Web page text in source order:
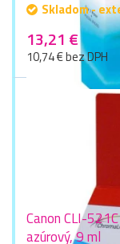
Skladom -
13,21 €
10,74 € bez DPH
Canon CLI-
azúrový, 9 ml